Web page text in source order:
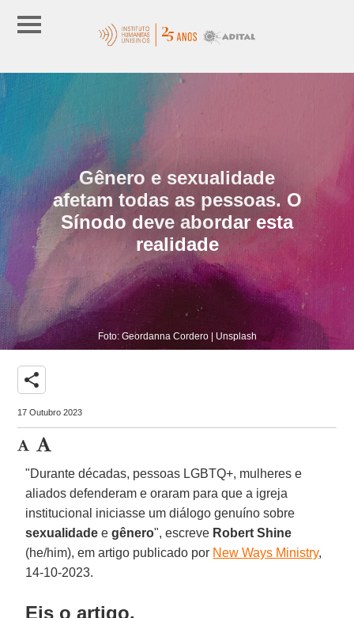
Gênero e sexualidade
afetam todas as pessoas. O
Sínodo deve abordar esta
realidade
Foto: Geordanna Cordero | Unsplash
share
17 Outubro 2023
"Durante décadas, pessoas LGBTQ+, mulheres e
aliados defenderam e oraram para que a igreja
institucional iniciasse um diálogo genuíno sobre
sexualidade egênero", escreve Robert Shine
(he/him), em artigo publicado por New Ways Ministry,
14-10-2023.
Eis o artigo.